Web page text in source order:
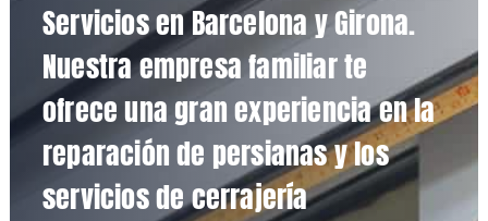
Servicios en Barcelona y Girona.
Nuestra empresa familiar te
ofrece una gran experiencia en la
reparación de persianas y los
servicios de cerrajería